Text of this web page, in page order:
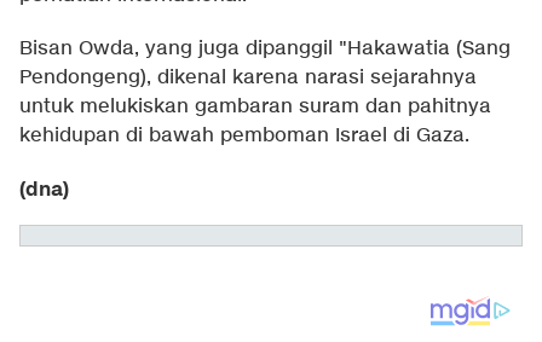
Bisan Owda, yang juga dipanggil "Hakawatia (Sang
Pendongeng), dikenal karena narasi sejarahnya
untuk melukiskan gambaran suram dan pahitnya
kehidupan di bawah pemboman Israel di Gaza.
(dna)